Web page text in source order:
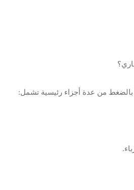
من عدة أجزاء رئيسية تشمل: